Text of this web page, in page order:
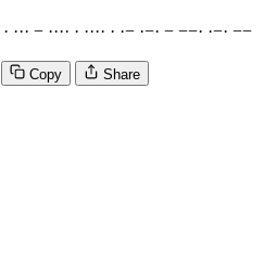
· ··· − ···· · ···· · ·− ·−· − −−· ·−· −−
Copy Share